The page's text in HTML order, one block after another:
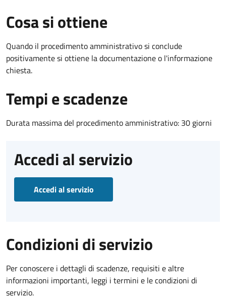
Cosa si ottiene
Quando il procedimento amministrativo si conclude
positivamente si ottiene la documentazione o l'informazione
chiesta.
Tempi e scadenze
Durata massima del procedimento amministrativo: 30 giorni
Accedi al servizio
Accedi al servizio
Condizioni di servizio
Per conoscere i dettagli di scadenze, requisiti e altre
informazioni importanti, leggi i termini e le condizioni di
servizio.